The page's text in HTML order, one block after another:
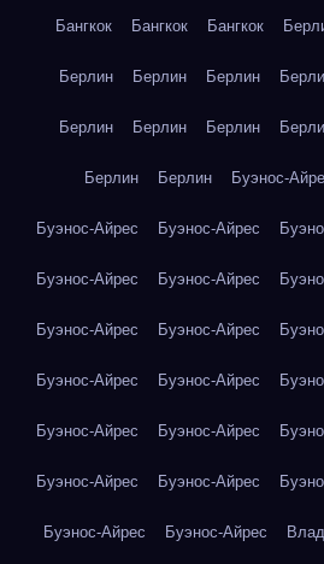
Бангкок Бангкок Бангкок
Берлин Берлин Берлин
Берлин Берлин Берлин
Берлин Берлин Буэнос-
Буэнос-Айрес Буэнос-Айрес
Буэнос-Айрес Буэнос-Айрес
Буэнос-Айрес Буэнос-Айрес
Буэнос-Айрес Буэнос-Айрес
Буэнос-Айрес Буэнос-Айрес
Буэнос-Айрес Буэнос-Айрес
Буэнос-Айрес Буэнос-Айрес